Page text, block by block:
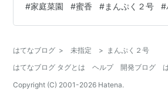
をよく作るのでニラの使用頻度は高い
ジトラグも空きが出たのでホームセ
トを植えました空いた鉢には立性のロ
ゴを植えましたイチゴは一季なりイチ
というイチゴを購入これとても大きな
#家庭菜園 #蜜香 #まんぷく２号 #
はてなブログ > 未指定 > まんぷく２号
はてなブログ タグとは
ヘルプ 開発ブログ
Copyright (C) 2001-2026 Hatena.